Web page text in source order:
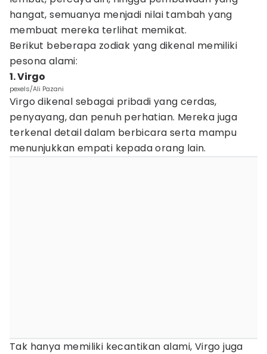
hangat, semuanya menjadi nilai tambah yang
membuat mereka terlihat memikat.
Berikut beberapa zodiak yang dikenal memiliki
pesona alami:
1. Virgo
pexels/Ali Pazani
Virgo dikenal sebagai pribadi yang cerdas,
penyayang, dan penuh perhatian. Mereka juga
terkenal detail dalam berbicara serta mampu
menunjukkan empati kepada orang lain.
Tak hanya memiliki kecantikan alami, Virgo juga